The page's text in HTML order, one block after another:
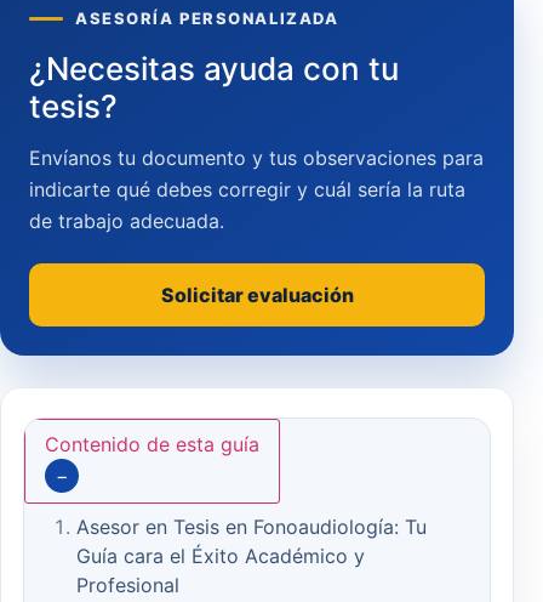
Contenido de esta guía
−
Asesor en Tesis en Fonoaudiología: Tu
Guía cara el Éxito Académico y
Profesional
ASESORÍA PERSONALIZADA
¿Necesitas ayuda con tu
tesis?
Envíanos tu documento y tus observaciones para
indicarte qué debes corregir y cuál sería la ruta
de trabajo adecuada.
Solicitar evaluación